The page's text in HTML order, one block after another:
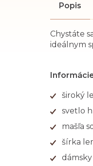
Popis
Chystáte
ideálnym
široký
svetlo
mašľa
šírka